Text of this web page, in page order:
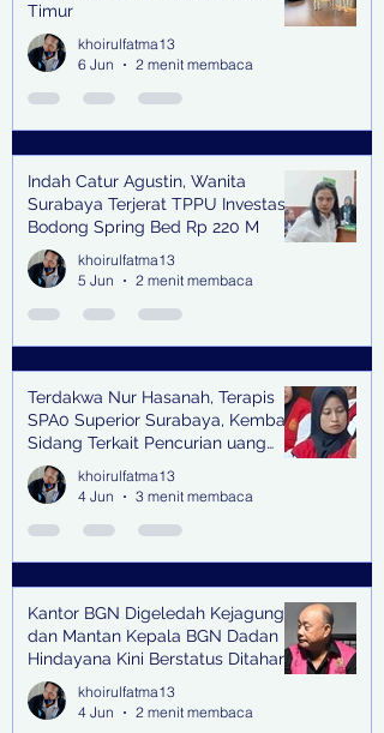
Timur
khoirulfatma13
6 Jun
2 menit membaca
Indah Catur Agustin, Wanita
Surabaya Terjerat TPPU Investasi
Bodong Spring Bed Rp 220 M
khoirulfatma13
5 Jun
2 menit membaca
Terdakwa Nur Hasanah, Terapis
SPA0 Superior Surabaya, Kembali
Sidang Terkait Pencurian uang
senilai Rp1,285 M di PN Surabaya
khoirulfatma13
4 Jun
3 menit membaca
Kantor BGN Digeledah Kejagung
dan Mantan Kepala BGN Dadan
Hindayana Kini Berstatus Ditahan
khoirulfatma13
4 Jun
2 menit membaca